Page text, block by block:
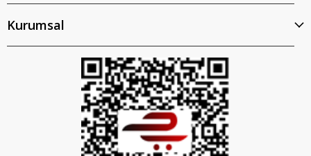
Kurumsal